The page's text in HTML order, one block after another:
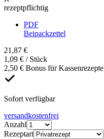
rezeptpflichtig
PDF
Beipackzettel
21,87 €
1,09 € / Stück
2,50 € Bonus für Kassenrezepte
Sofort verfügbar
versandkostenfrei
Anzahl
Rezeptart